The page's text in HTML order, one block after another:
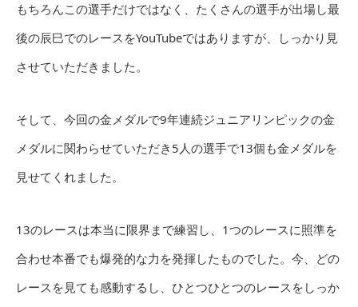
もちろんこの選手だけではなく、たくさんの選手が出場し最
後の辰巳でのレースをYouTubeではありますが、しっかり見
させていただきました。
そして、今回の金メダルで9年連続ジュニアリンピックの金
メダルに関わらせていただき5人の選手で13個も金メダルを
見せてくれました。
13のレースは本当に限界まで練習し、1つのレースに照準を
合わせ本番でも爆発的な力を発揮したものでした。今、どの
レースを見ても感動するし、ひとつひとつのレースをしっか